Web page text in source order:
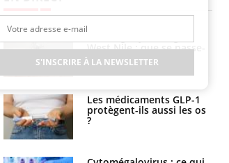
West Nile : que se passe-
t-il dans le sud de la
France ?
Les médicaments GLP-1
protègent-ils aussi les os
?
S'INSCRIRE À LA NEWSLETTER